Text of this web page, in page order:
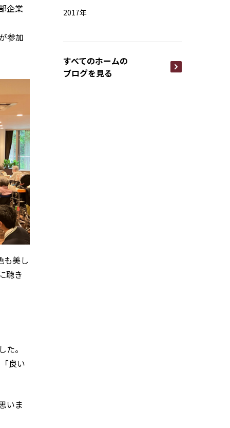
企業
参加
も美し
聴き
。
良い
いま
2017年
すべてのホームの
ブログを見る